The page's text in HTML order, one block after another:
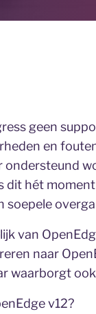
geen
en
dit hét
soepele
van
naar
waarborgt
v12?